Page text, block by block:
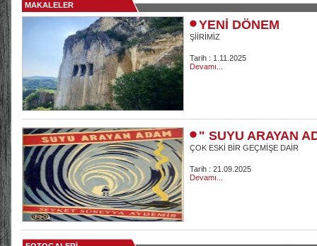
MAKALELER
YENİ DÖNEM
ŞİİRİMİZ
Tarih : 1.11.2025
Devamı...
" SUYU ARAYAN
ÇOK ESKİ BİR GEÇMİŞE DAİR
Tarih : 21.09.2025
Devamı...